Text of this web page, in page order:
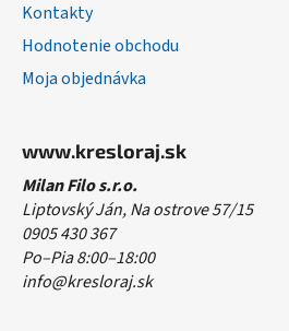
Kontakty
Hodnotenie obchodu
Moja objednávka
www.kresloraj.sk
Milan Filo s.r.o.
Liptovský Ján, Na ostrove 57/15
0905 430 367
Po–Pia 8:00–18:00
info@kresloraj.sk